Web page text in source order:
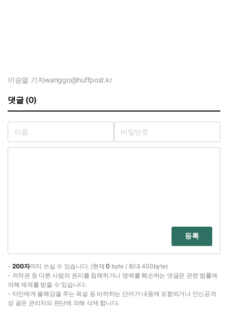
이승열 기자wanggo@huffpost.kr
댓글 (0)
등록
- 200자까지 쓰실 수 있습니다. (현재0 byte / 최대 400byte)
- 저작권 등 다른 사람의 권리를 침해하거나 명예를 훼손하는 댓글은 관련 법률에
의해 제재를 받을 수 있습니다.
- 타인에게 불쾌감을 주는 욕설 등 비하하는 단어가 내용에 포함되거나 인신공격
성 글은 관리자의 판단에 의해 삭제 합니다.